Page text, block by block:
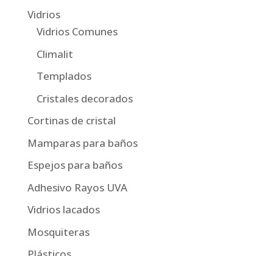
Vidrios
Vidrios Comunes
Climalit
Templados
Cristales decorados
Cortinas de cristal
Mamparas para baños
Espejos para baños
Adhesivo Rayos UVA
Vidrios lacados
Mosquiteras